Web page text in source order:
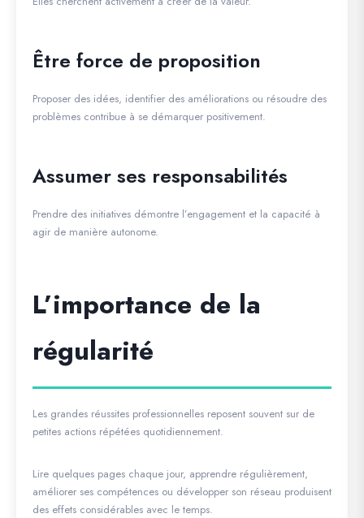
Être force de proposition
Proposer des idées, identifier des améliorations ou résoudre des
problèmes contribue à se démarquer positivement.
Assumer ses responsabilités
Prendre des initiatives démontre l’engagement et la capacité à
agir de manière autonome.
L’importance de la
régularité
Les grandes réussites professionnelles reposent souvent sur de
petites actions répétées quotidiennement.
Lire quelques pages chaque jour, apprendre régulièrement,
améliorer ses compétences ou développer son réseau produisent
des effets considérables avec le temps.